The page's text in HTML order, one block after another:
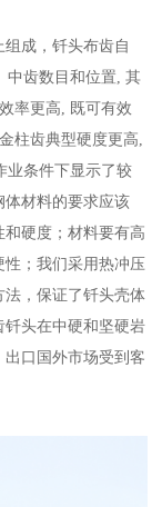
成，钎头布齿自
中齿数目和位置, 其
率更高, 既可有效
柱齿典型硬度更高,
业条件下显示了较
体材料的要求应该
硬度；材料要有高
；我们采用热冲压
法，保证了钎头壳体
钎头在中硬和坚硬岩
出口国外市场受到客